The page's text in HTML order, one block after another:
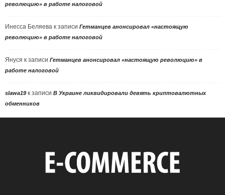
революцию» в работе налоговой
Инесса Беляева к записи Гетманцев анонсировал «настоящую
революцию» в работе налоговой
Януся к записи Гетманцев анонсировал «настоящую революцию» в
работе налоговой
slawa19 к записи В Украине ликвидировали девять криптовалютных
обменников